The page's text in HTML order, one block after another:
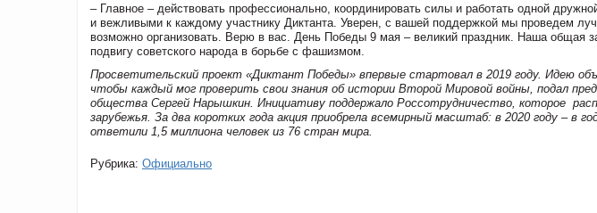
– Главное – действовать профессионально, координировать силы и работать одной
и вежливыми к каждому участнику Диктанта. Уверен, с вашей поддержкой мы проведем
возможно организовать. Верю в вас. День Победы 9 мая – великий праздник. Наша общая
подвигу советского народа в борьбе с фашизмом.
Просветительский проект «Диктант Победы» впервые стартовал в 2019 году. Идею
чтобы каждый мог проверить свои знания об истории Второй Мировой войны, подал
общества Сергей Нарышкин. Инициативу поддержало Россотрудничество, которое
зарубежья. За два коротких года акция приобрела всемирный масштаб: в 2020 году – в
ответили 1,5 миллиона человек из 76 стран мира.
Рубрика: Официально